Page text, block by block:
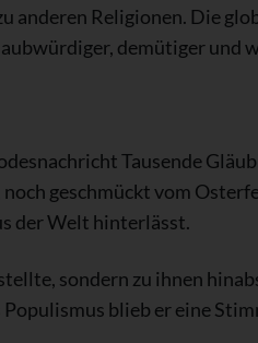
anderen Religionen. Die
demütiger und
Tausende
geschmückt vom
der Welt hinterlässt.
sondern zu ihnen
blieb er eine